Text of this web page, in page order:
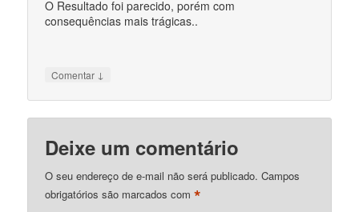
O Resultado foi parecido, porém com
consequências mais trágicas..
Comentar ↓
Deixe um comentário
O seu endereço de e-mail não será publicado. Campos
obrigatórios são marcados com*